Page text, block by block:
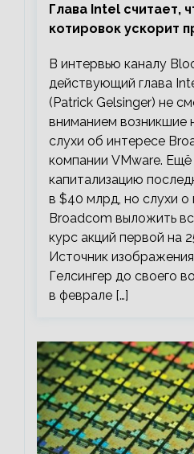
Глава Intel считает,
котировок ускорит
В интервью каналу
действующий глава
(Patrick Gelsinger) не
вниманием возникшие
слухи об интересе
компании VMware.
капитализацию
в $40 млрд, но слухи о
Broadcom выложить
курс акций первой на
Источник
Гелсингер до своего
в феврале […]